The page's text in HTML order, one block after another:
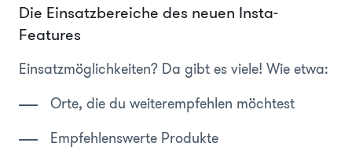
Die Einsatzbereiche des neuen Insta-
Features
Einsatzmöglichkeiten? Da gibt es viele! Wie etwa:
Orte, die du weiterempfehlen möchtest
Empfehlenswerte Produkte